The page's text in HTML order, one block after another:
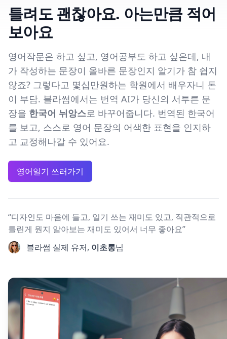
틀려도 괜찮아요. 아는만큼 적어
보아요
영어작문은 하고 싶고, 영어공부도 하고 싶은데, 내
가 작성하는 문장이 올바른 문장인지 알기가 참 쉽지
않죠? 그렇다고 몇십만원하는 학원에서 배우자니 돈
이 부담. 블라썸에서는 번역 AI가 당신의 서투른 문
장을 한국어 뉘앙스로 바꾸어줍니다. 번역된 한국어
를 보고, 스스로 영어 문장의 어색한 표현을 인지하
고 교정해나갈 수 있어요.
영어일기 쓰러가기
“디자인도 마음에 들고, 일기 쓰는 재미도 있고, 직관적으로
틀린게 뭔지 알아보는 재미도 있어서 너무 좋아요”
블라썸 실제 유저, 이초롱님